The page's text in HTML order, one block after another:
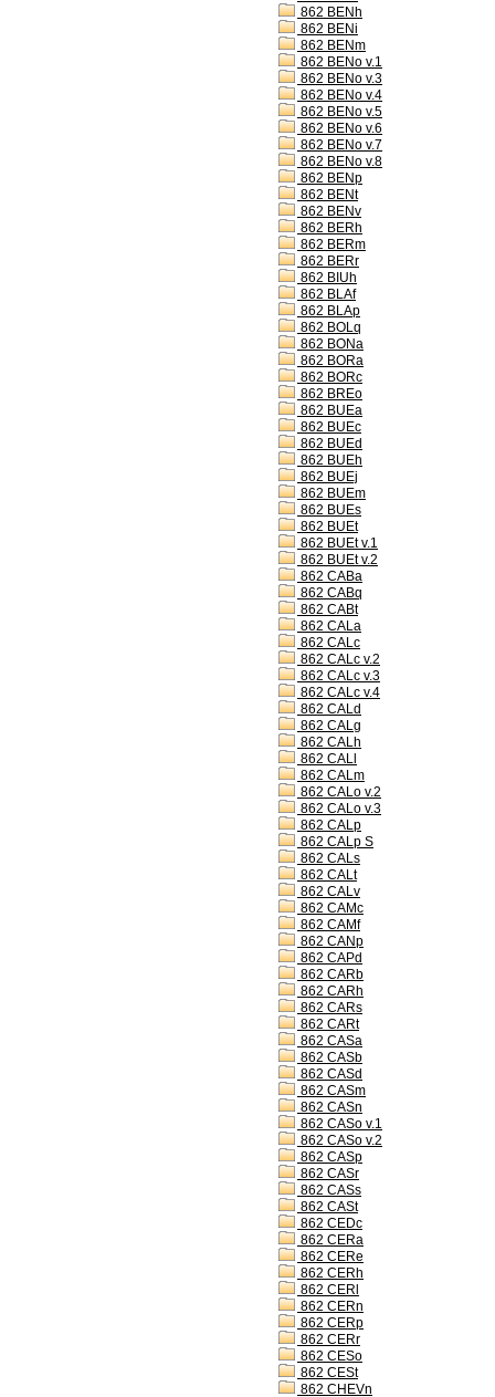
862 BENh
862 BENi
862 BENm
862 BENo v.1
862 BENo v.3
862 BENo v.4
862 BENo v.5
862 BENo v.6
862 BENo v.7
862 BENo v.8
862 BENp
862 BENt
862 BENv
862 BERh
862 BERm
862 BERr
862 BIUh
862 BLAf
862 BLAp
862 BOLq
862 BONa
862 BORa
862 BORc
862 BREo
862 BUEa
862 BUEc
862 BUEd
862 BUEh
862 BUEj
862 BUEm
862 BUEs
862 BUEt
862 BUEt v.1
862 BUEt v.2
862 CABa
862 CABq
862 CABt
862 CALa
862 CALc
862 CALc v.2
862 CALc v.3
862 CALc v.4
862 CALd
862 CALg
862 CALh
862 CALl
862 CALm
862 CALo v.2
862 CALo v.3
862 CALp
862 CALp S
862 CALs
862 CALt
862 CALv
862 CAMc
862 CAMf
862 CANp
862 CAPd
862 CARb
862 CARh
862 CARs
862 CARt
862 CASa
862 CASb
862 CASd
862 CASm
862 CASn
862 CASo v.1
862 CASo v.2
862 CASp
862 CASr
862 CASs
862 CASt
862 CEDc
862 CERa
862 CERe
862 CERh
862 CERl
862 CERn
862 CERp
862 CERr
862 CESo
862 CESt
862 CHEVn